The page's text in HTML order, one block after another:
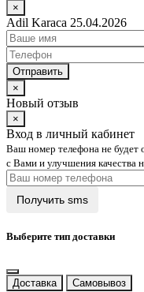
×
Adil Karaca 25.04.2026
Отправить
×
Новый отзыв
×
Вход в личный кабинет
Ваш номер телефона не будет
с Вами и улучшения качества
Выберите тип доставки
Доставка Самовывоз